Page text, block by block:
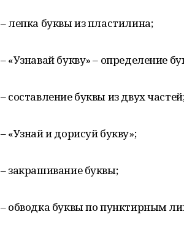
– лепка буквы из пластилина;
– «Узнавай букву» – определение
– составление буквы из двух
– «Узнай и дорисуй букву»;
– закрашивание буквы;
– обводка буквы по пунктирным